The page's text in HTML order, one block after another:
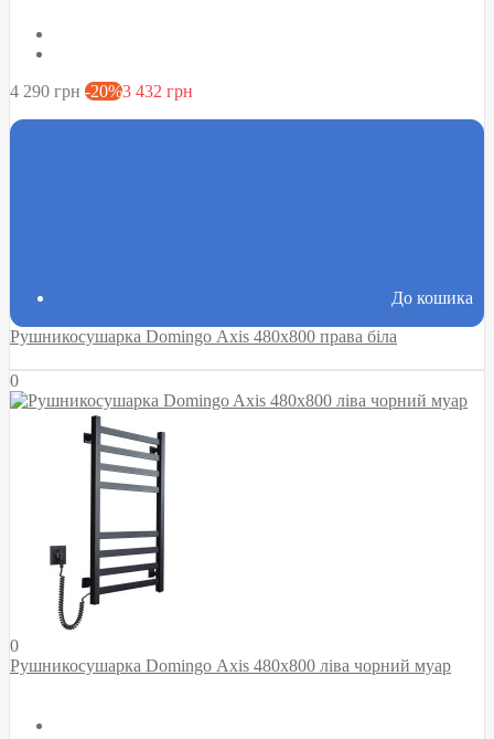
4 290 грн -20%3 432 грн
До кошика
Рушникосушарка Domingo Axis 480x800 права біла
0
0
Рушникосушарка Domingo Axis 480x800 ліва чорний муар